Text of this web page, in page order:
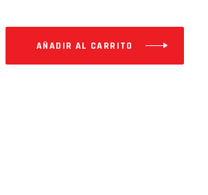
AÑADIR AL CARRITO